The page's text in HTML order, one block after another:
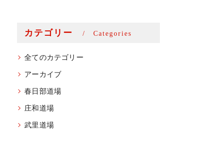
カテゴリー Categories
全てのカテゴリー
アーカイブ
春日部道場
庄和道場
武里道場